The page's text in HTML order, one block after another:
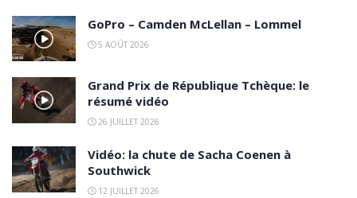
GoPro – Camden McLellan – Lommel
5 AOÛT 2026
Grand Prix de République Tchèque: le
résumé vidéo
26 JUILLET 2026
Vidéo: la chute de Sacha Coenen à
Southwick
12 JUILLET 2026